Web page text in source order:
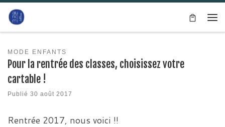
Passer au contenu
MODE ENFANTS
Pour la rentrée des classes, choisissez votre
cartable !
Publié 30 août 2017
Rentrée 2017, nous voici !!